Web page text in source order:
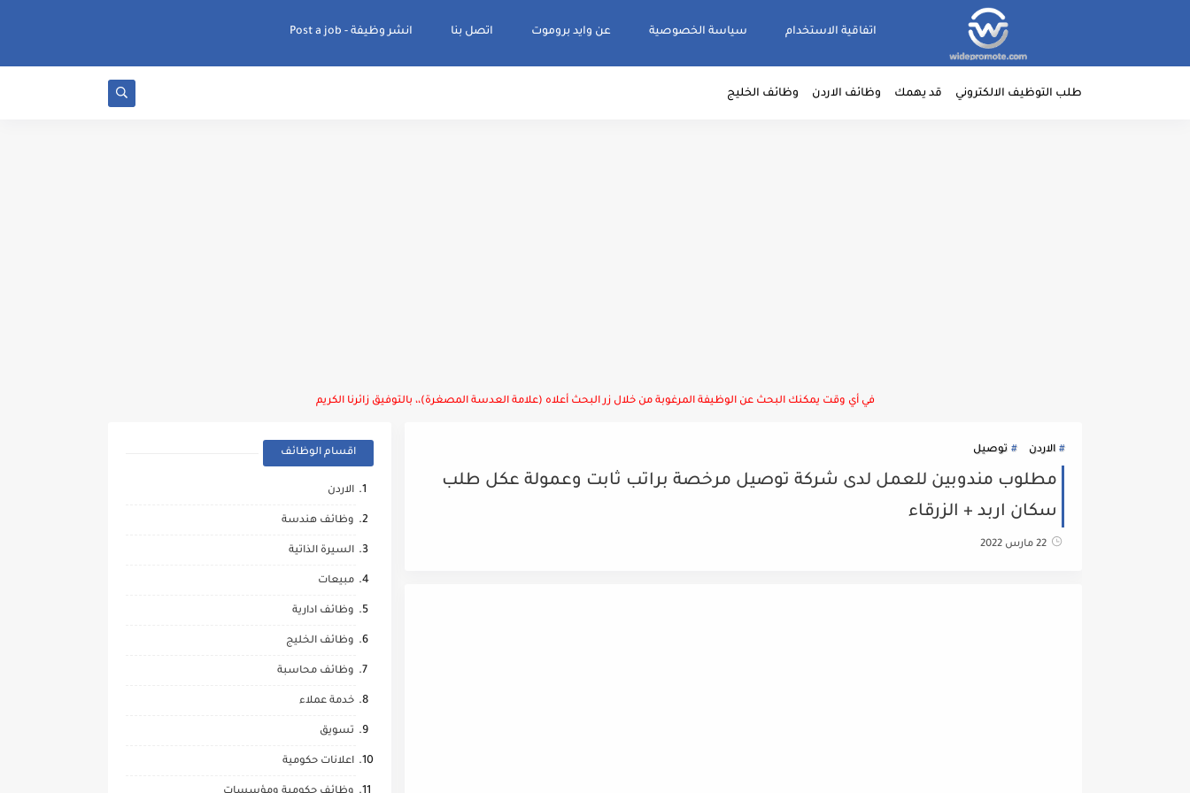
اتفاقية الاستخدام سياسة الخصوصية عن وايد بروموت اتصل بنا انشر وظيفة - Post a job
طلب التوظيف الالكتروني قد يهمك وظائف الاردن وظائف الخليج
في أي وقت يمكنك البحث عن الوظيفة المرغوبة من خلال زر البحث أعلاه (علامة العدسة المصغرة)،، بالتوفيق زائرنا الكريم
الاردن توصيل
مطلوب مندوبين للعمل لدى شركة توصيل مرخصة براتب ثابت وعمولة عكل طلب
سكان اربد + الزرقاء
22 مارس 2022
اقسام الوظائف
الاردن
وظائف هندسة
السيرة الذاتية
مبيعات
وظائف ادارية
وظائف الخليج
وظائف محاسبة
خدمة عملاء
تسويق
اعلانات حكومية